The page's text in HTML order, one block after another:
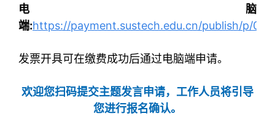
电脑
端:https://payment.sustech.edu.cn/publish/p/
发票开具可在缴费成功后通过电脑端申请。
欢迎您扫码提交主题发言申请，工作人员将引导
您进行报名确认。